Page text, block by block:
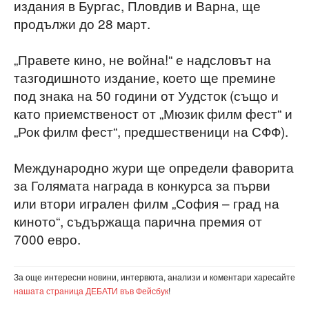
издания в Бургас, Пловдив и Варна, ще
продължи до 28 март.
„Правете кино, не война!“ е надсловът на
тазгодишното издание, което ще премине
под знака на 50 години от Уудсток (също и
като приемственост от „Мюзик филм фест“ и
„Рок филм фест“, предшественици на СФФ).
Международно жури ще определи фаворита
за Голямата награда в конкурса за първи
или втори игрален филм „София – град на
киното“, съдържаща парична премия от
7000 евро.
За още интересни новини, интервюта, анализи и коментари харесайте
нашата страница ДЕБАТИ във Фейсбук!